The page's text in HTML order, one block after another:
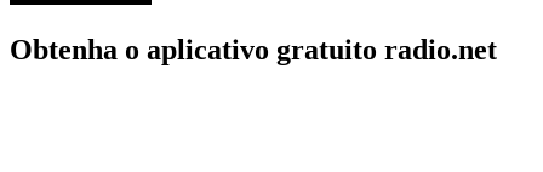
Obtenha o aplicativo gratuito radio.net